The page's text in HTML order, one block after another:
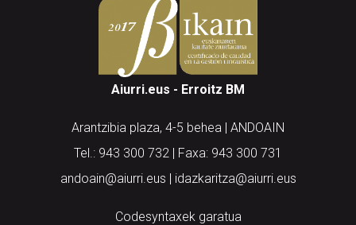
Aiurri.eus - Erroitz BM
Arantzibia plaza, 4-5 behea | ANDOAIN
Tel.: 943 300 732 | Faxa: 943 300 731
andoain@aiurri.eus | idazkaritza@aiurri.eus
Codesyntaxek garatua